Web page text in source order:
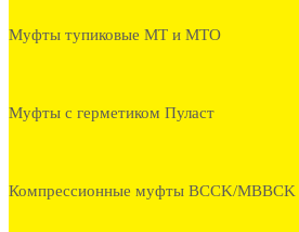
Муфты тупиковые МТ и МТО
Муфты с герметиком Пуласт
Компрессионные муфты BCCK/MBBCK